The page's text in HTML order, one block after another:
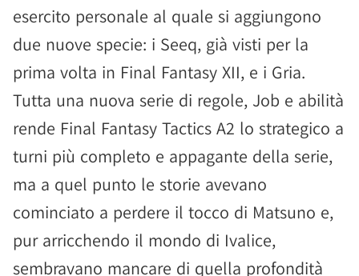
esercito personale al quale si aggiungono
due nuove specie: i Seeq, già visti per la
prima volta in Final Fantasy XII, e i Gria.
Tutta una nuova serie di regole, Job e abilità
rende Final Fantasy Tactics A2 lo strategico a
turni più completo e appagante della serie,
ma a quel punto le storie avevano
cominciato a perdere il tocco di Matsuno e,
pur arricchendo il mondo di Ivalice,
sembravano mancare di quella profondità